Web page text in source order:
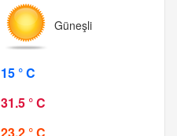
Güneşli
15 ° C
31.5 ° C